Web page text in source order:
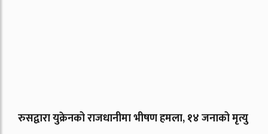
रुसद्वारा युक्रेनको राजधानीमा भीषण हमला, १४ जनाको मृत्यु